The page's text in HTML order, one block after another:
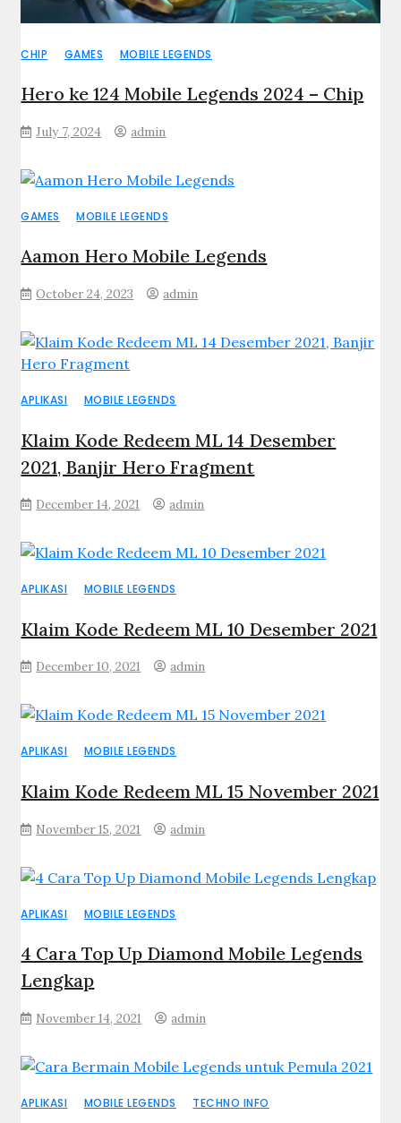
CHIP GAMES MOBILE LEGENDS
Hero ke 124 Mobile Legends 2024 – Chip
July 7, 2024 admin
GAMES MOBILE LEGENDS
Aamon Hero Mobile Legends
October 24, 2023 admin
APLIKASI MOBILE LEGENDS
Klaim Kode Redeem ML 14 Desember
2021, Banjir Hero Fragment
December 14, 2021 admin
APLIKASI MOBILE LEGENDS
Klaim Kode Redeem ML 10 Desember 2021
December 10, 2021 admin
APLIKASI MOBILE LEGENDS
Klaim Kode Redeem ML 15 November 2021
November 15, 2021 admin
APLIKASI MOBILE LEGENDS
4 Cara Top Up Diamond Mobile Legends
Lengkap
November 14, 2021 admin
APLIKASI MOBILE LEGENDS TECHNO INFO